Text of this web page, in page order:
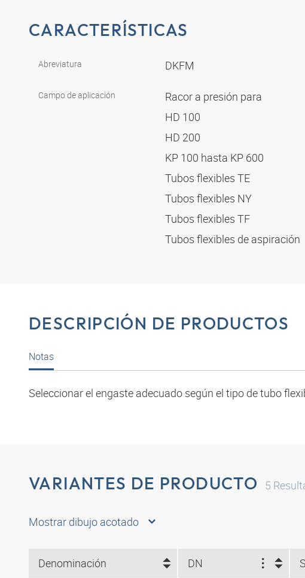
CARACTERÍSTICAS
Abreviatura DKFM
Campo de aplicación
Racor a presión para
HD 100
HD 200
KP 100 hasta KP 600
Tubos flexibles TE
Tubos flexibles NY
Tubos flexibles TF
Tubos flexibles de aspiración
DESCRIPCIÓN DE PRODUCTOS
Notas
Seleccionar el engaste adecuado según el tipo de tubo
VARIANTES DE PRODUCTO 5
Mostrar dibujo acotado
Denominación DN